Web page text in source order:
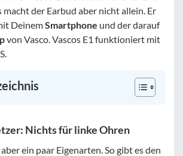
macht der Earbud aber nicht allein. Er
DeinemSmartphone und der darauf
von Vasco. Vascos E1 funktioniert mit
Nichts für linke Ohren
ein paar Eigenarten. So gibt es den